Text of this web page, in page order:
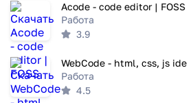
Acode - code editor | FOSS
Работа
3.9
WebCode - html, css, js ide
Работа
4.5